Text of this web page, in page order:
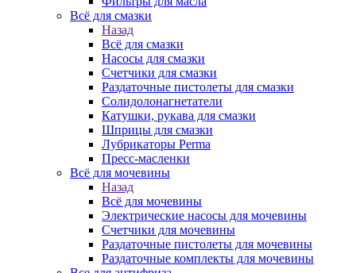
Всё для смазки
Назад
Всё для смазки
Насосы для смазки
Счетчики для смазки
Раздаточные пистолеты для смазки
Солидолонагнетатели
Катушки, рукава для смазки
Шприцы для смазки
Лубрикаторы Perma
Пресс-масленки
Всё для мочевины
Назад
Всё для мочевины
Электрические насосы для мочевины
Счетчики для мочевины
Раздаточные пистолеты для мочевины
Раздаточные комплекты для мочевины